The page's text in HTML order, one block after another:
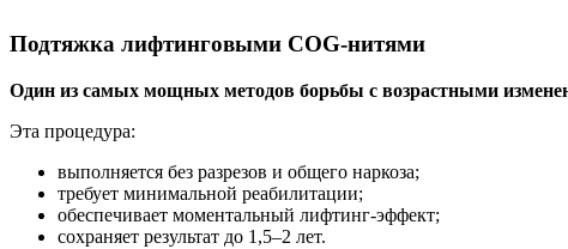
Подтяжка лифтинговыми COG-нитями
Один из самых мощных методов борьбы с возрастными
Эта процедура:
выполняется без разрезов и общего наркоза;
требует минимальной реабилитации;
обеспечивает моментальный лифтинг-эффект;
сохраняет результат до 1,5–2 лет.